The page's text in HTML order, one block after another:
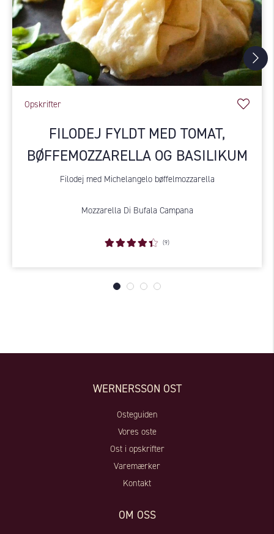
Opskrifter
FILODEJ FYLDT MED TOMAT,
BØFFEMOZZARELLA OG BASILIKUM
Filodej med Michelangelo bøffelmozzarella
Mozzarella Di Bufala Campana
(9)
WERNERSSON OST
Osteguiden
Vores oste
Ost i opskrifter
Varemærker
Kontakt
OM OSS